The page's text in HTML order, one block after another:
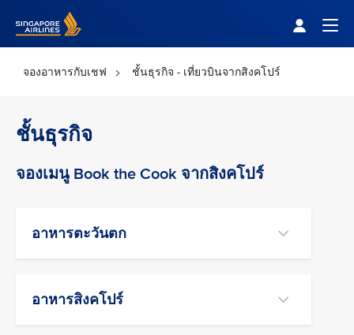
จองอาหารกับเชฟ ชั้นธุรกิจ - เที่ยวบินจากสิงคโปร์
ชั้นธุรกิจ
จองเมนู Book the Cook จากสิงคโปร์
อาหารตะวันตก
อาหารสิงคโปร์